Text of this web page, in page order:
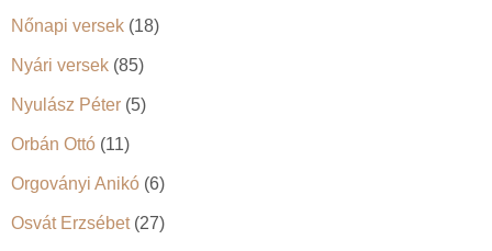
Nőnapi versek (18)
Nyári versek (85)
Nyulász Péter (5)
Orbán Ottó (11)
Orgoványi Anikó (6)
Osvát Erzsébet(27)